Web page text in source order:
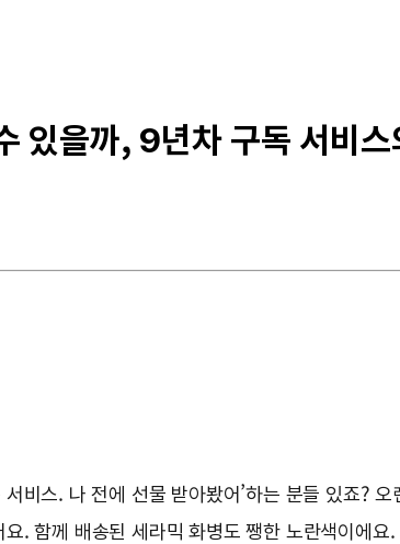
있을까, 9년차 구독 서비스
서비스. 나 전에 선물 받아봤어’하는 분들 있죠?
. 함께 배송된 세라믹 화병도 쨍한 노란색이에